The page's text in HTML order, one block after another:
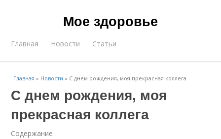
Мое здоровье
Главная Новости Статьи
Главная » Новости » С днем рождения, моя прекрасная коллега
С днем рождения, моя
прекрасная коллега
Содержание